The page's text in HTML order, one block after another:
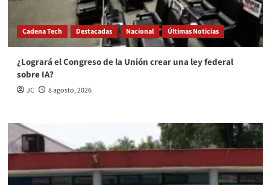
Cadena Tech Destacadas Nacional Últimas Noticias
¿Logrará el Congreso de la Unión crear una ley federal
sobre IA?
JC 8 agosto, 2026